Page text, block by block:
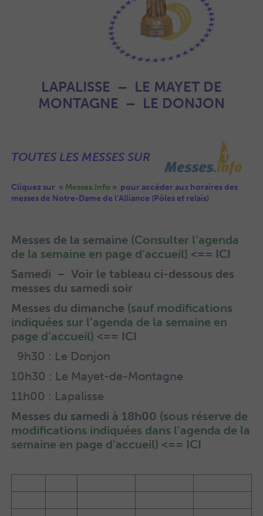
LAPALISSE – LE MAYET DE
MONTAGNE – LE DONJON
TOUTES LES MESSES SUR
Cliquez sur « Messes.Info » pour accéder aux horaires des
messes de Notre-Dame de l’Alliance (Pôles et relais)
Messes de la semaine (Consulter l’agenda
de la semaine en page d’accueil) <== ICI
Samedi – Voir le tableau ci-dessous des
messes du samedi soir
Messes du dimanche (sauf modifications
indiquées sur l’agenda de la semaine en
page d’accueil) <== ICI
9h30 : Le Donjon
10h30 : Le Mayet-de-Montagne
11h00 : Lapalisse
Messes du samedi à 18h00 (sous réserve de
modifications indiquées dans l’agenda de la
semaine en page d’accueil) <== ICI